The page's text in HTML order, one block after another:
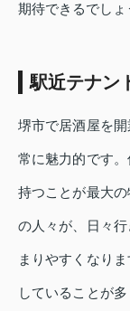
期待できるでしょ
駅近テナン
堺市で居酒屋を
常に魅力的です
持つことが最大
の人々が、日々
まりやすくなり
していることが